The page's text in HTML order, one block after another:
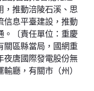
，推動涪陵石溪、思
信息平臺建設，推動
。〔責任單位：重慶
關區縣當局，國網重
夜唐國際發電股份無
廳，有關市（州）